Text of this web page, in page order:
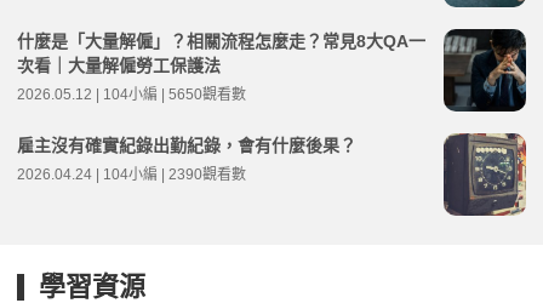
什麼是「大量解僱」？相關流程怎麼走？常見8大QA一
次看｜大量解僱勞工保護法
2026.05.12 | 104小編 | 5650觀看數
雇主沒有確實紀錄出勤紀錄，會有什麼後果？
2026.04.24 | 104小編 | 2390觀看數
學習資源